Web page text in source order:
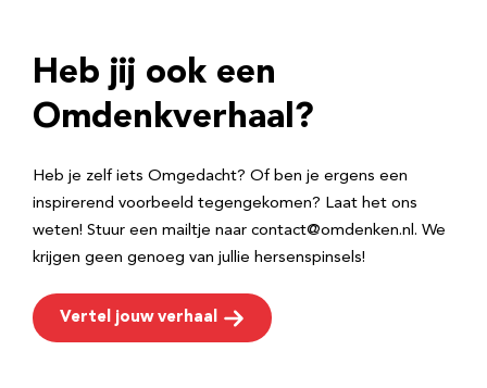
r
e
Heb jij ook een
Omdenkverhaal?
Heb je zelf iets Omgedacht? Of ben je ergens een
inspirerend voorbeeld tegengekomen? Laat het ons
weten! Stuur een mailtje naar contact@omdenken.nl. We
krijgen geen genoeg van jullie hersenspinsels!
Vertel jouw verhaal